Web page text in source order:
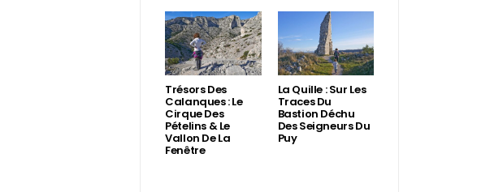
Trésors Des
Calanques : Le
Cirque Des
Pételins & Le
Vallon De La
Fenêtre
La Quille : Sur Les
Traces Du
Bastion Déchu
Des Seigneurs Du
Puy